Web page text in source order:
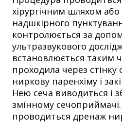
хірургічним шляхом
надшкірного
контролюється за
ультразвукового
встановлюється таким
проходила через
ниркову паренхіму і
Нею сеча виводиться і
змінному
проводиться дренаж